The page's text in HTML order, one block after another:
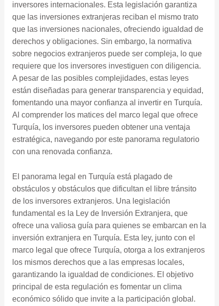
inversores internacionales. Esta legislación garantiza
que las inversiones extranjeras reciban el mismo trato
que las inversiones nacionales, ofreciendo igualdad de
derechos y obligaciones. Sin embargo, la normativa
sobre negocios extranjeros puede ser compleja, lo que
requiere que los inversores investiguen con diligencia.
A pesar de las posibles complejidades, estas leyes
están diseñadas para generar transparencia y equidad,
fomentando una mayor confianza al invertir en Turquía.
Al comprender los matices del marco legal que ofrece
Turquía, los inversores pueden obtener una ventaja
estratégica, navegando por este panorama regulatorio
con una renovada confianza.
El panorama legal en Turquía está plagado de
obstáculos y obstáculos que dificultan el libre tránsito
de los inversores extranjeros. Una legislación
fundamental es la Ley de Inversión Extranjera, que
ofrece una valiosa guía para quienes se embarcan en la
inversión extranjera en Turquía. Esta ley, junto con el
marco legal que ofrece Turquía, otorga a los extranjeros
los mismos derechos que a las empresas locales,
garantizando la igualdad de condiciones. El objetivo
principal de esta regulación es fomentar un clima
económico sólido que invite a la participación global.